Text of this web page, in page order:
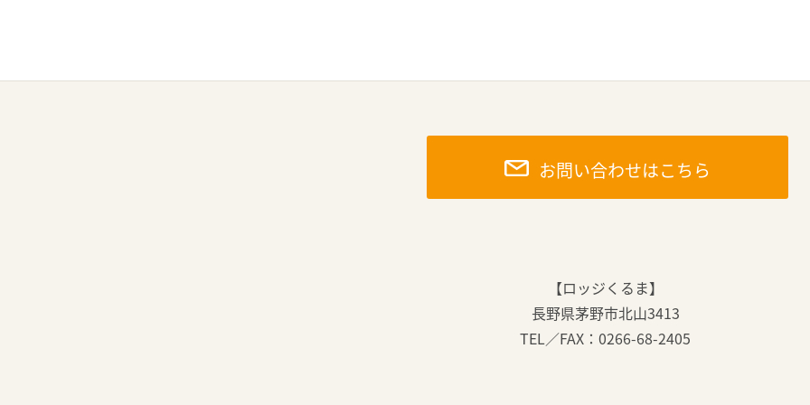
お問い合わせはこちら
【ロッジくるま】
長野県茅野市北山3413
TEL／FAX：0266-68-2405